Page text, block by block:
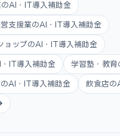
AI・IT導入補助金
支援業のAI・IT導入補助金
ョップのAI・IT導入補助金
IT導入補助金 学習塾・教
AI・IT導入補助金 飲食店の